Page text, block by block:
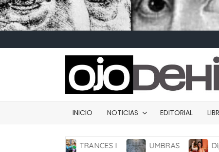
INICIO NOTICIAS EDITORIAL
UMBRAS Diputada Daylín García